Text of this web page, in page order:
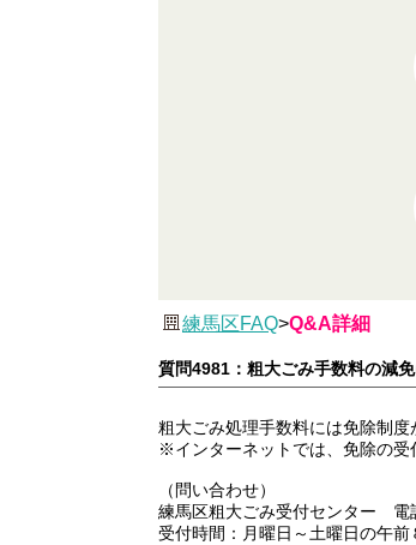
練馬区FAQ>Q&A詳細
質問4981：粗大ごみ手数料の減免
粗大ごみ処理手数料には免除制
※インターネットでは、免除の受
（問い合わせ）
練馬区粗大ごみ受付センター 電
受付時間：月曜日～土曜日の午前